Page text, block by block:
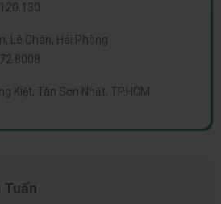
Lê Chân, Hải Phòng
Kiệt, Tân Sơn Nhất, TP.HCM
Tuấn